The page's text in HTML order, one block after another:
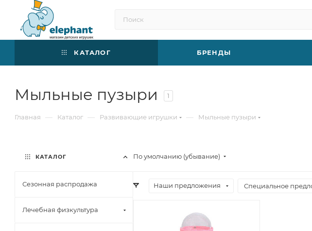
КАТАЛОГ БРЕНДЫ
Мыльные пузыри 1
Главная — Каталог — Развивающие игрушки — Мыльные пузыри
По умолчанию (убывание)
Наши предложения Специальное
КАТАЛОГ
Сезонная распродажа
Лечебная физкультура